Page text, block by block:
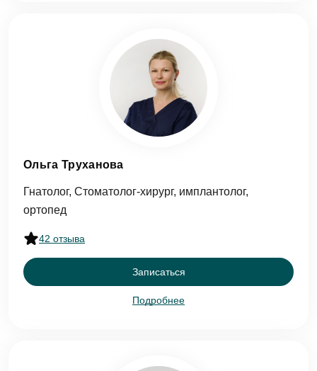
Ольга Труханова
Гнатолог, Стоматолог-хирург, имплантолог,
ортопед
42 отзыва
Записаться
Подробнее
Записаться на приём
Согласен на обработку персональных